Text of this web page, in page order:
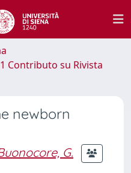
1 Contributo su Rivista
newborn
G.